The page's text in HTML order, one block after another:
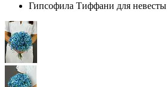
Гипсофила Тиффани для невесты